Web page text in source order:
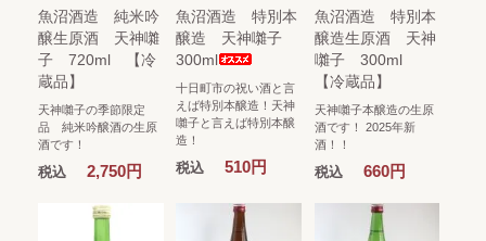
魚沼酒造 純米吟
醸生原酒 天神囃
子 720ml 【冷
蔵品】
天神囃子の季節限定
品 純米吟醸酒の生原
酒です！
税込 2,750円
魚沼酒造 特別本
醸造 天神囃子
300ml
十日町市の祝い酒と言
えば特別本醸造！天神
囃子と言えば特別本醸
造！
税込 510円
魚沼酒造 特別本
醸造生原酒 天神
囃子 300ml
【冷蔵品】
天神囃子本醸造の生原
酒です！ 2025年新
酒！！
税込 660円